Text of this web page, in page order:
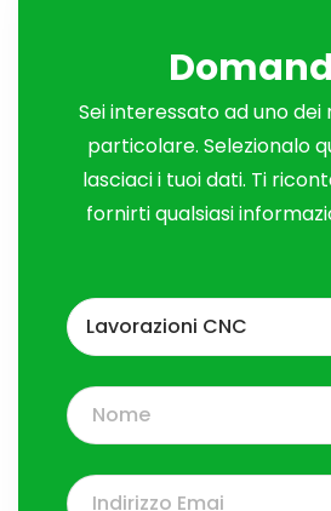
Sei interessato ad uno dei
particolare. Selezionalo
lasciaci i tuoi dati. Ti
fornirti qualsiasi